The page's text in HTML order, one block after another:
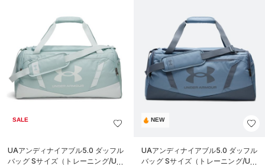
SALE
UAアンディナイアブル5.0 ダッフル
バッグ Sサイズ（トレーニング/UNI
NEW
UAアンディナイアブル5.0 ダッフル
バッグ Sサイズ（トレーニング/UNI